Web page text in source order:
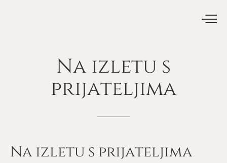
Na izletu s
prijateljima
Na izletu s prijateljima